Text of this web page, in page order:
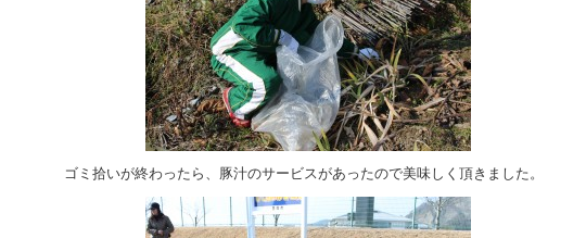
ゴミ拾いが終わったら、豚汁のサービスがあったので美味しく頂きました。